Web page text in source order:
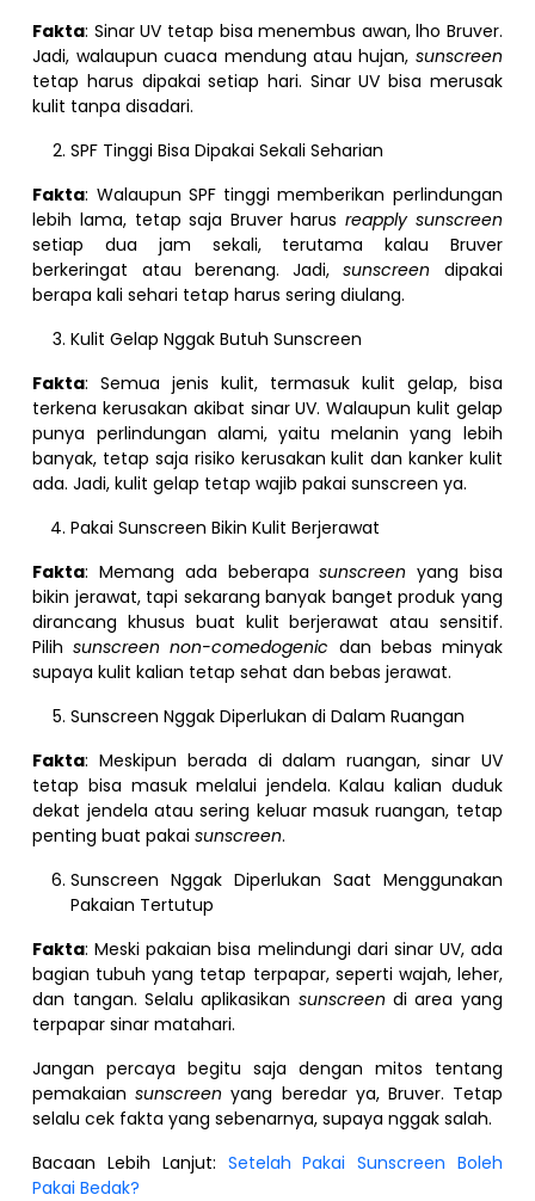
Fakta: Sinar UV tetap bisa menembus awan, lho Bruver.
Jadi, walaupun cuaca mendung atau hujan, sunscreen
tetap harus dipakai setiap hari. Sinar UV bisa merusak
kulit tanpa disadari.
SPF Tinggi Bisa Dipakai Sekali Seharian
Fakta: Walaupun SPF tinggi memberikan perlindungan
lebih lama, tetap saja Bruver harusreapply sunscreen
setiap dua jam sekali, terutama kalau Bruver
berkeringat atau berenang. Jadi,sunscreen dipakai
berapa kali sehari tetap harus sering diulang.
Kulit Gelap Nggak Butuh Sunscreen
Fakta: Semua jenis kulit, termasuk kulit gelap, bisa
terkena kerusakan akibat sinar UV. Walaupun kulit gelap
punya perlindungan alami, yaitu melanin yang lebih
banyak, tetap saja risiko kerusakan kulit dan kanker kulit
ada. Jadi, kulit gelap tetap wajib pakai sunscreen ya.
Pakai Sunscreen Bikin Kulit Berjerawat
Fakta: Memang ada beberapasunscreen yang bisa
bikin jerawat, tapi sekarang banyak banget produk yang
dirancang khusus buat kulit berjerawat atau sensitif.
Pilihsunscreen non-comedogenic dan bebas minyak
supaya kulit kalian tetap sehat dan bebas jerawat.
Sunscreen Nggak Diperlukan di Dalam Ruangan
Fakta: Meskipun berada di dalam ruangan, sinar UV
tetap bisa masuk melalui jendela. Kalau kalian duduk
dekat jendela atau sering keluar masuk ruangan, tetap
penting buat pakaisunscreen.
Sunscreen Nggak Diperlukan Saat Menggunakan
Pakaian Tertutup
Fakta: Meski pakaian bisa melindungi dari sinar UV, ada
bagian tubuh yang tetap terpapar, seperti wajah, leher,
dan tangan. Selalu aplikasikan sunscreen di area yang
terpapar sinar matahari.
Jangan percaya begitu saja dengan mitos tentang
pemakaiansunscreenyang beredar ya, Bruver. Tetap
selalu cek fakta yang sebenarnya, supaya nggak salah.
Bacaan Lebih Lanjut: Setelah Pakai Sunscreen Boleh
Pakai Bedak?